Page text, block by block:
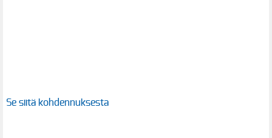
Se siitä kohdennuksesta